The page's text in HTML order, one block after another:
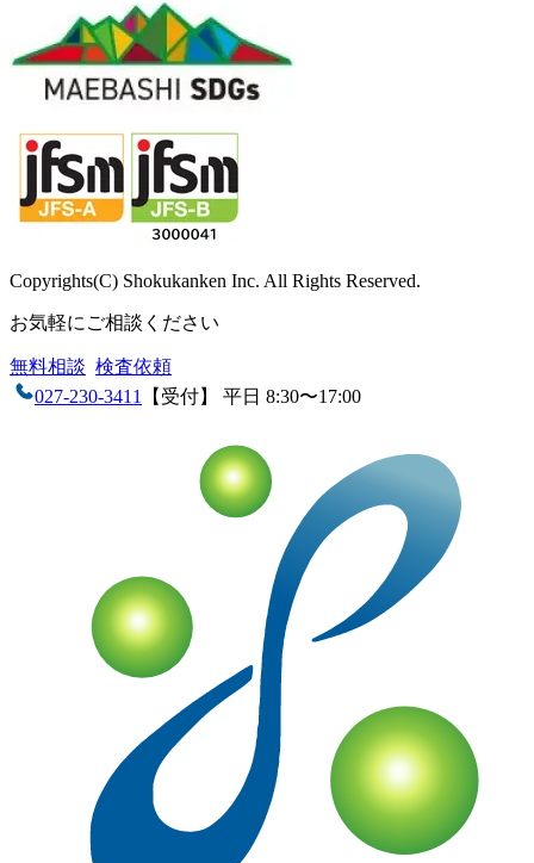
Copyrights(C) Shokukanken Inc. All Rights Reserved.
お気軽にご相談ください
無料相談 検査依頼
027-230-3411
【受付】 平日 8:30〜17:00